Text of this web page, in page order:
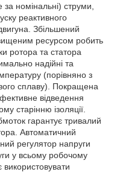
номінальні) струми,
реактивного
Збільшений
ресурсом робить
ротора та статора
надійні та
(порівняно з
сплаву). Покращена
відведення
старінню ізоляції.
гарантує тривалий
Автоматичний
регулятор напруги
у всьому робочому